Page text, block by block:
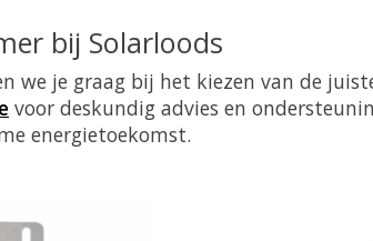
bij Solarloods
we je graag bij het kiezen van de
voor deskundig advies en
energietoekomst.